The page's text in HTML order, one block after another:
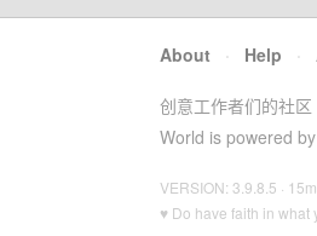
About · Help ·
创意工作者们的社区
World is powered
VERSION: 3.9.8.5 ·
♥ Do have faith in what